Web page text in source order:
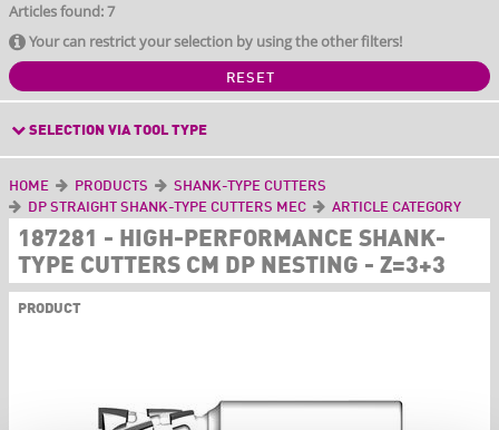
Articles found: 7
Your can restrict your selection by using the other filters!
RESET
SELECTION VIA TOOL TYPE
HOME PRODUCTS
SHANK-TYPE CUTTERS
DP STRAIGHT SHANK-TYPE CUTTERS MEC
ARTICLE CATEGORY
187281 - HIGH-PERFORMANCE SHANK-
TYPE CUTTERS CM DP NESTING - Z=3+3
PRODUCT